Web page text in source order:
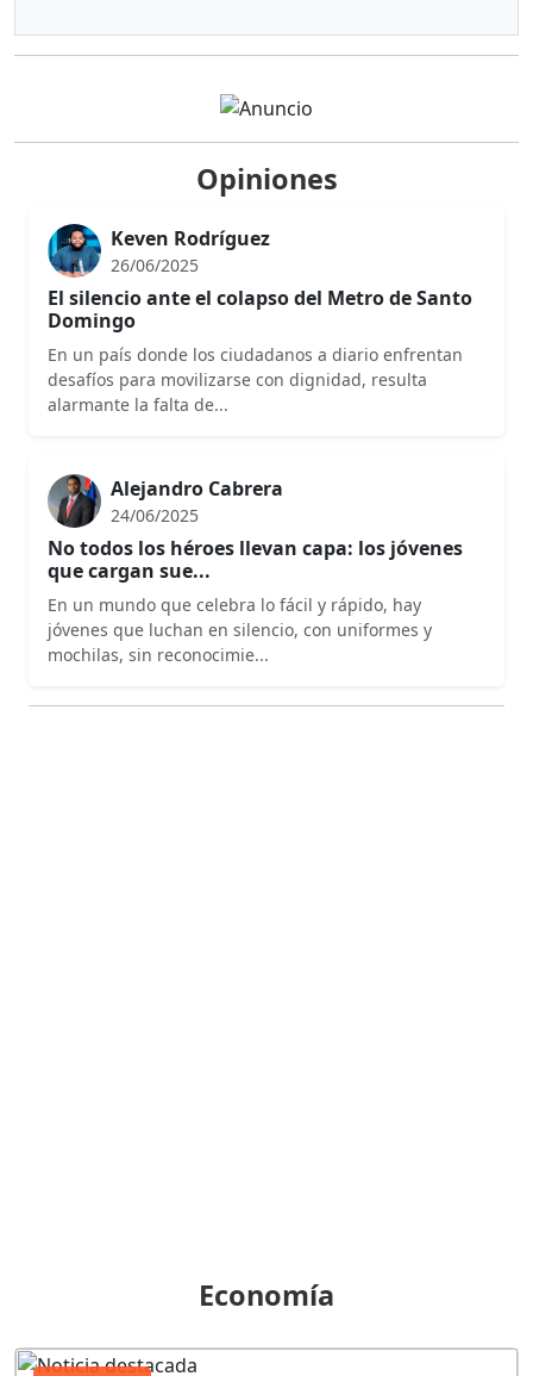
Opiniones
Keven Rodríguez
26/06/2025
El silencio ante el colapso del Metro de Santo
Domingo
En un país donde los ciudadanos a diario enfrentan
desafíos para movilizarse con dignidad, resulta
alarmante la falta de...
Alejandro Cabrera
24/06/2025
No todos los héroes llevan capa: los jóvenes
que cargan sue...
En un mundo que celebra lo fácil y rápido, hay
jóvenes que luchan en silencio, con uniformes y
mochilas, sin reconocimie...
Economía